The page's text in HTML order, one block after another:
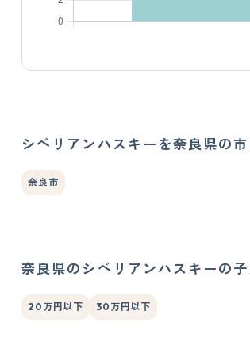
シベリアンハスキーを奈良県の
奈良市
奈良県のシベリアンハスキーの
20万円以下 30万円以下